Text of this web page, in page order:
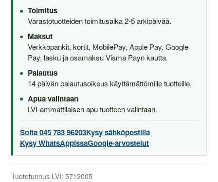
Valinta
Moderniin
Kylpyhuoneeseen
määrä
Toimitus
Varastotuotteiden toimitusaika 2-5 arkipäivää.
Maksut
Verkkopankit, kortit, MobilePay, Apple Pay, Google
Pay, lasku ja osamaksu Visma Payn kautta.
Palautus
14 päivän palautusoikeus käyttämättömille tuotteille.
Apua valintaan
LVI-ammattilaisen apu tuotteen valintaan.
Soita 045 783 96203Kysy sähköpostilla
Kysy WhatsAppissaGoogle-arvostelut
Tuotetunnus LVI: 5712005